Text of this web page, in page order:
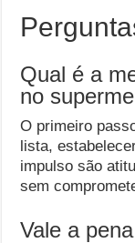
Qual é a
no
O primeiro
lista,
impulso são
sem
Vale a